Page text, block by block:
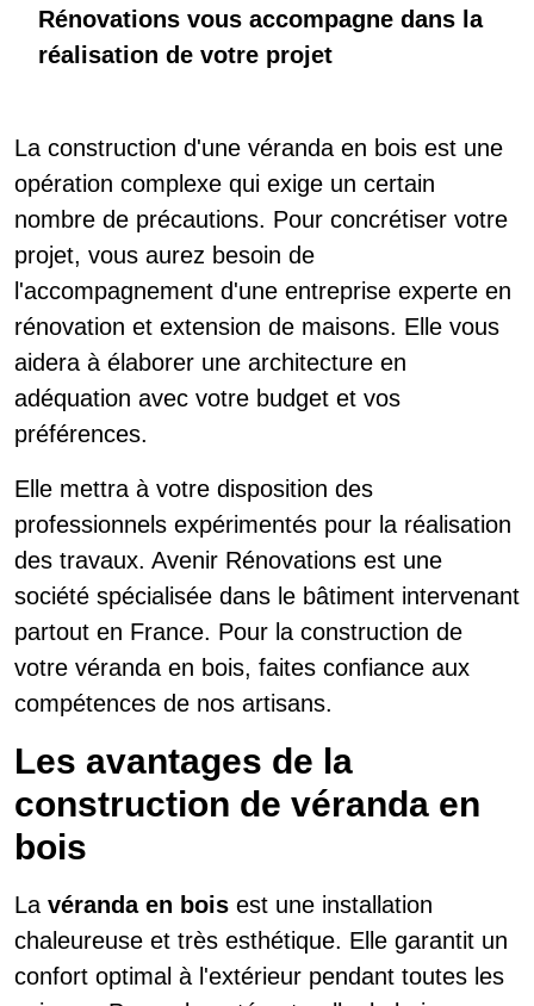
Rénovations vous accompagne dans la
réalisation de votre projet
La construction d'une véranda en bois est une
opération complexe qui exige un certain
nombre de précautions. Pour concrétiser votre
projet, vous aurez besoin de
l'accompagnement d'une entreprise experte en
rénovation et extension de maisons. Elle vous
aidera à élaborer une architecture en
adéquation avec votre budget et vos
préférences.
Elle mettra à votre disposition des
professionnels expérimentés pour la réalisation
des travaux. Avenir Rénovations est une
société spécialisée dans le bâtiment intervenant
partout en France. Pour la construction de
votre véranda en bois, faites confiance aux
compétences de nos artisans.
Les avantages de la
construction de véranda en
bois
La véranda en bois est une installation
chaleureuse et très esthétique. Elle garantit un
confort optimal à l'extérieur pendant toutes les